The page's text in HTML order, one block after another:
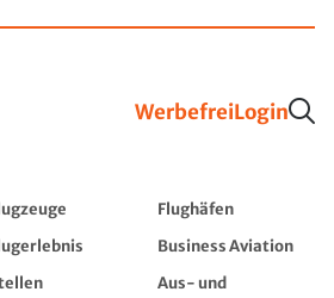
WerbefreiLogin
Flughäfen
Business Aviation
Aus- und